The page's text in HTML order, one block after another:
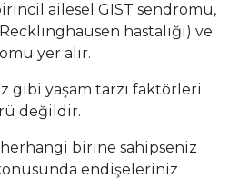
ailesel GIST sendromu,
hastalığı) ve
yer alır.
gibi yaşam tarzı faktörleri
değildir.
birine sahipseniz
endişeleriniz